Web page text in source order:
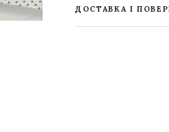
ДОСТАВКА І